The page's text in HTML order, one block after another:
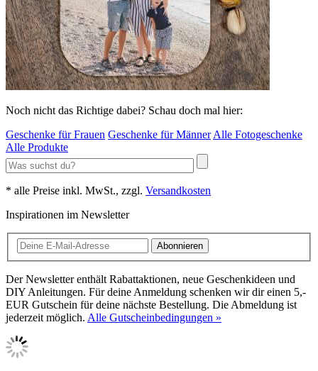
Noch nicht das Richtige dabei? Schau doch mal hier:
Geschenke für Frauen Geschenke für Männer Alle Fotogeschenke
Alle Produkte
* alle Preise inkl. MwSt., zzgl. Versandkosten
Inspirationen im Newsletter
Abonnieren
Der Newsletter enthält Rabattaktionen, neue Geschenkideen und
DIY Anleitungen. Für deine Anmeldung schenken wir dir einen 5,-
EUR Gutschein für deine nächste Bestellung. Die Abmeldung ist
jederzeit möglich. Alle Gutscheinbedingungen »